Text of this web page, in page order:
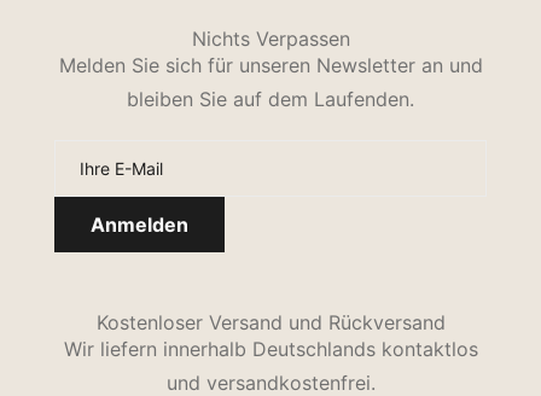
Nichts Verpassen
Melden Sie sich für unseren Newsletter an und
bleiben Sie auf dem Laufenden.
Kostenloser Versand und Rückversand
Wir liefern innerhalb Deutschlands kontaktlos
und versandkostenfrei.